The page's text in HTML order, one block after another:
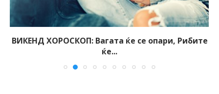
ВИКЕНД ХОРОСКОП: Вагата ќе се опари, Рибите
ќе...